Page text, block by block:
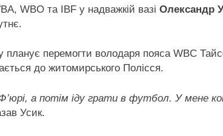
WBO та IBF у надважкій вазі Олександр
планує перемогти володаря пояса WBC
до житомирського Полісся.
а потім іду грати в футбол. У мене
Усик.